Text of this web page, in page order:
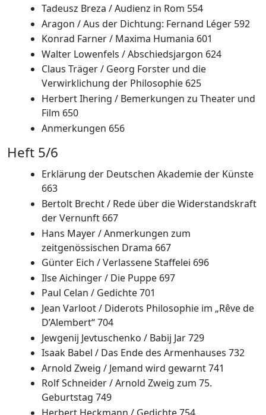
Tadeusz Breza / Audienz in Rom 554
Aragon / Aus der Dichtung: Fernand Léger 592
Konrad Farner / Maxima Humania 601
Walter Lowenfels / Abschiedsjargon 624
Claus Träger / Georg Forster und die
Verwirklichung der Philosophie 625
Herbert Ihering / Bemerkungen zu Theater und
Film 650
Anmerkungen 656
Heft 5/6
Erklärung der Deutschen Akademie der Künste
663
Bertolt Brecht / Rede über die Widerstandskraft
der Vernunft 667
Hans Mayer / Anmerkungen zum
zeitgenössischen Drama 667
Günter Eich / Verlassene Staffelei 696
Ilse Aichinger / Die Puppe 697
Paul Celan / Gedichte 701
Jean Varloot / Diderots Philosophie im „Rêve de
D’Alembert“ 704
Jewgenij Jevtuschenko / Babij Jar 729
Isaak Babel / Das Ende des Armenhauses 732
Arnold Zweig / Jemand wird gewarnt 741
Rolf Schneider / Arnold Zweig zum 75.
Geburtstag 749